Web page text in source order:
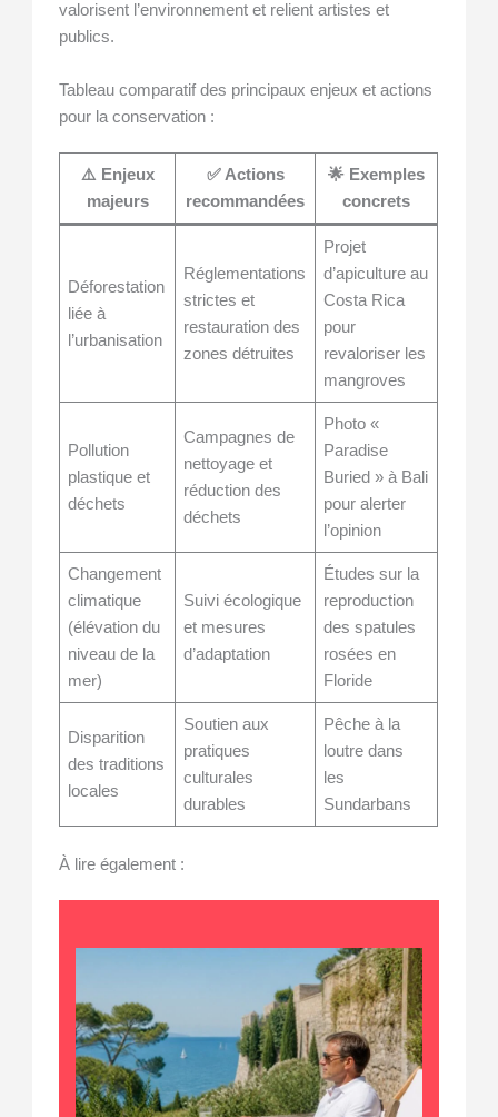
valorisent l’environnement et relient artistes et
publics.
Tableau comparatif des principaux enjeux et actions
pour la conservation :
⚠️ Enjeux
majeurs
✅ Actions
recommandées
🌟 Exemples
concrets
Déforestation
liée à
l’urbanisation
Réglementations
strictes et
restauration des
zones détruites
Projet
d’apiculture au
Costa Rica
pour
revaloriser les
mangroves
Pollution
plastique et
déchets
Campagnes de
nettoyage et
réduction des
déchets
Photo «
Paradise
Buried » à Bali
pour alerter
l’opinion
Changement
climatique
(élévation du
niveau de la
mer)
Suivi écologique
et mesures
d’adaptation
Études sur la
reproduction
des spatules
rosées en
Floride
Disparition
des traditions
locales
Soutien aux
pratiques
culturales
durables
Pêche à la
loutre dans
les
Sundarbans
À lire également :